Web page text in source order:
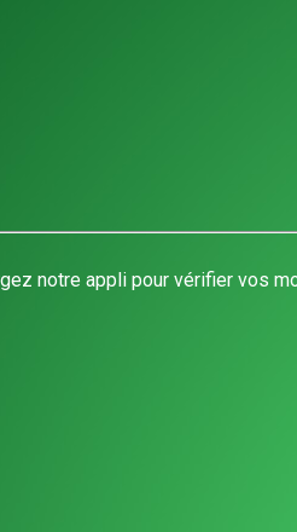
notre appli pour vérifier vos